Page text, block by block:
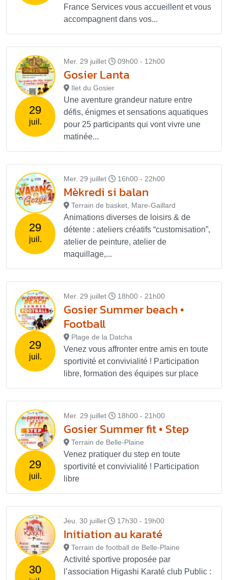
France Services vous accueillent et vous
accompagnent dans vos...
29
juil.
Mer. 29 juillet 09h00 - 12h00
Gosier Lanta
Ilet du Gosier
Une aventure grandeur nature entre
défis, énigmes et sensations aquatiques
pour 25 participants qui vont vivre une
matinée...
29
juil.
Mer. 29 juillet 16h00 - 22h00
Mèkredi si balan
Terrain de basket, Mare-Gaillard
Animations diverses de loisirs & de
détente : ateliers créatifs “customisation”,
atelier de peinture, atelier de
maquillage,...
29
juil.
Mer. 29 juillet 18h00 - 21h00
Gosier Summer beach •
Football
Plage de la Datcha
Venez vous affronter entre amis en toute
sportivité et convivialité ! Participation
libre, formation des équipes sur place
29
juil.
Mer. 29 juillet 18h00 - 21h00
Gosier Summer fit • Step
Terrain de Belle-Plaine
Venez pratiquer du step en toute
sportivité et convivialité ! Participation
libre
30
Jeu. 30 juillet 17h30 - 19h00
Initiation au karaté
Terrain de football de Belle-Plaine
Activité sportive proposée par
l’association Higashi Karaté club Public :